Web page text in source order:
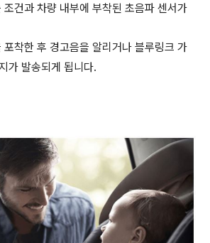
건과 차량 내부에 부착된 초음파 센서가
착한 후 경고음을 알리거나 블루링크 가
가 발송되게 됩니다.